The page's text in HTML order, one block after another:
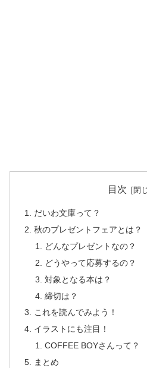
目次
だいわ文庫って？
秋のプレゼントフェアとは？
どんなプレゼントなの？
どうやって応募するの？
対象となる本は？
締切は？
これを読んでみよう！
イラストにも注目！
COFFEE BOYさんって？
まとめ